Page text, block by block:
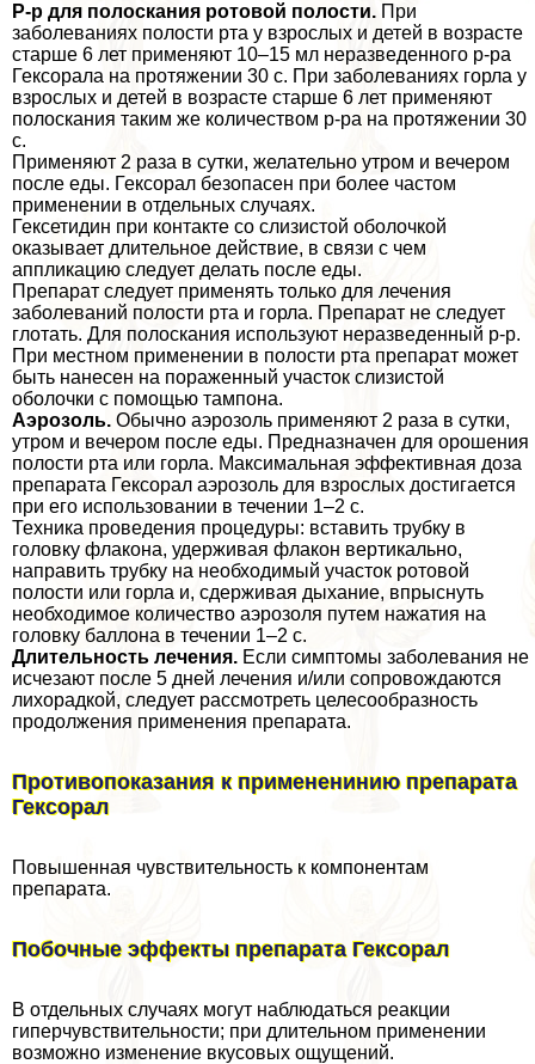
Р-р для полоскания ротовой полости. При
заболеваниях полости рта у взрослых и детей в возрасте
старше 6 лет применяют 10–15 мл неразведенного р-ра
Гексорала на протяжении 30 с. При заболеваниях горла у
взрослых и детей в возрасте старше 6 лет применяют
полоскания таким же количеством р-ра на протяжении 30
с.
Применяют 2 раза в сутки, желательно утром и вечером
после еды. Гексорал безопасен при более частом
применении в отдельных случаях.
Гексетидин при контакте со слизистой оболочкой
оказывает длительное действие, в связи с чем
аппликацию следует делать после еды.
Препарат следует применять только для лечения
заболеваний полости рта и горла. Препарат не следует
глотать. Для полоскания используют неразведенный р-р.
При местном применении в полости рта препарат может
быть нанесен на пораженный участок слизистой
оболочки с помощью тампона.
Аэрозоль. Обычно аэрозоль применяют 2 раза в сутки,
утром и вечером после еды. Предназначен для орошения
полости рта или горла. Максимальная эффективная доза
препарата Гексорал аэрозоль для взрослых достигается
при его использовании в течении 1–2 с.
Техника проведения процедуры: вставить трубку в
головку флакона, удерживая флакон вертикально,
направить трубку на необходимый участок ротовой
полости или горла и, сдерживая дыхание, впрыснуть
необходимое количество аэрозоля путем нажатия на
головку баллона в течении 1–2 с.
Длительность лечения. Если симптомы заболевания не
исчезают после 5 дней лечения и/или сопровождаются
лихорадкой, следует рассмотреть целесообразность
продолжения применения препарата.
Противопоказания к примененинию препарата
Гексорал
Повышенная чувствительность к компонентам
препарата.
Побочные эффекты препарата Гексорал
В отдельных случаях могут наблюдаться реакции
гиперчувствительности; при длительном применении
возможно изменение вкусовых ощущений.